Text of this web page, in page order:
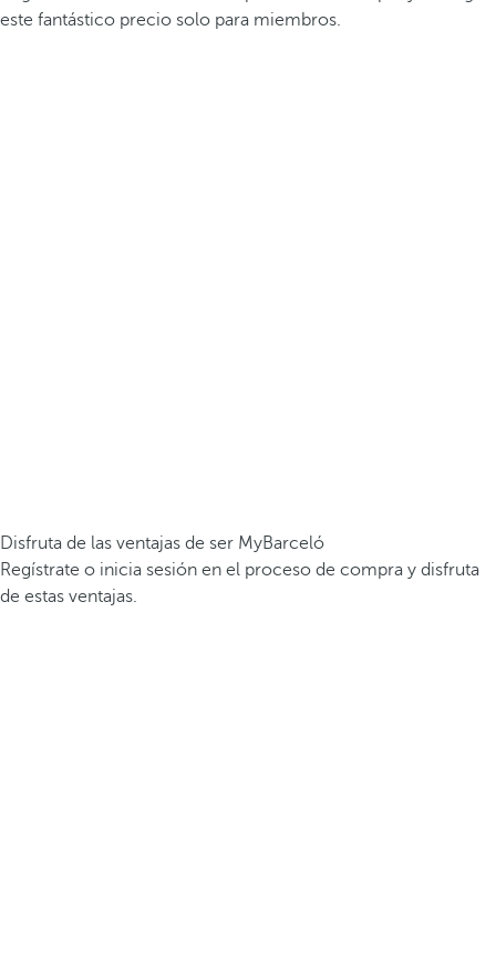
este fantástico precio solo para miembros.
Disfruta de las ventajas de ser MyBarceló
Regístrate o inicia sesión en el proceso de compra y disfruta
de estas ventajas.